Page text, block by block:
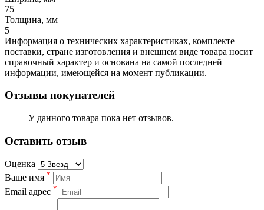
75
Толщина, мм
5
Информация о технических характеристиках, комплекте
поставки, стране изготовления и внешнем виде товара носит
справочный характер и основана на самой последней
информации, имеющейся на момент публикации.
Отзывы покупателей
У данного товара пока нет отзывов.
Оставить отзыв
Оценка
Ваше имя *
Email адрес *